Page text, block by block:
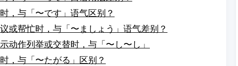
，与「〜です」语气区别？
或帮忙时，与「〜ましょう」语气差别？
动作列举或交替时，与「〜し〜し」
，与「〜たがる」区别？